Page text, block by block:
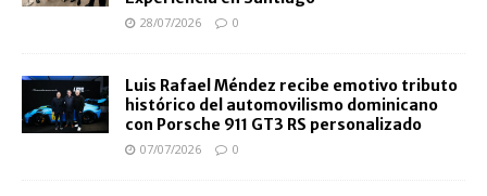
28/07/2026 0
Luis Rafael Méndez recibe emotivo tributo
histórico del automovilismo dominicano
con Porsche 911 GT3 RS personalizado
07/07/2026 0